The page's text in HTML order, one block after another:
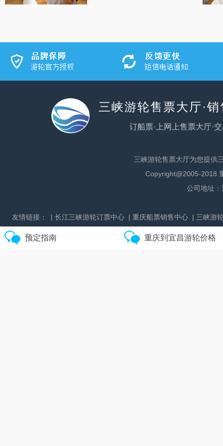
三峡游轮售票大厅·
订船票·上网上售票大厅·
三峡游轮售票大厅为您提供
Copyright@2005-2018
公司地址
友情链接： | 长江三峡游轮订票中心 | 重庆船票销售中心 | 三峡游
预定指南 重庆到宜昌游轮价格